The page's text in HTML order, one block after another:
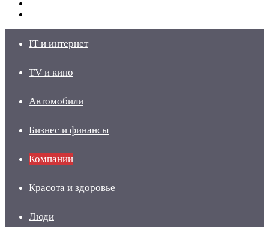
IT и интернет
TV и кино
Автомобили
Бизнес и финансы
Компании
Красота и здоровье
Люди